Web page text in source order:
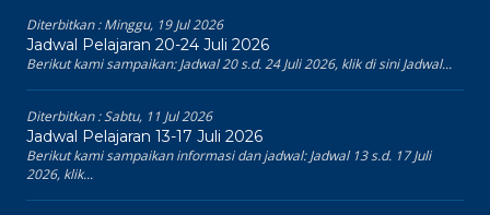
Diterbitkan :Minggu, 19 Jul 2026
Jadwal Pelajaran 20-24 Juli 2026
Berikut kami sampaikan: Jadwal 20 s.d. 24 Juli 2026, klik di sini Jadwal...
Diterbitkan :Sabtu, 11 Jul 2026
Jadwal Pelajaran 13-17 Juli 2026
Berikut kami sampaikan informasi dan jadwal: Jadwal 13 s.d. 17 Juli
2026, klik...